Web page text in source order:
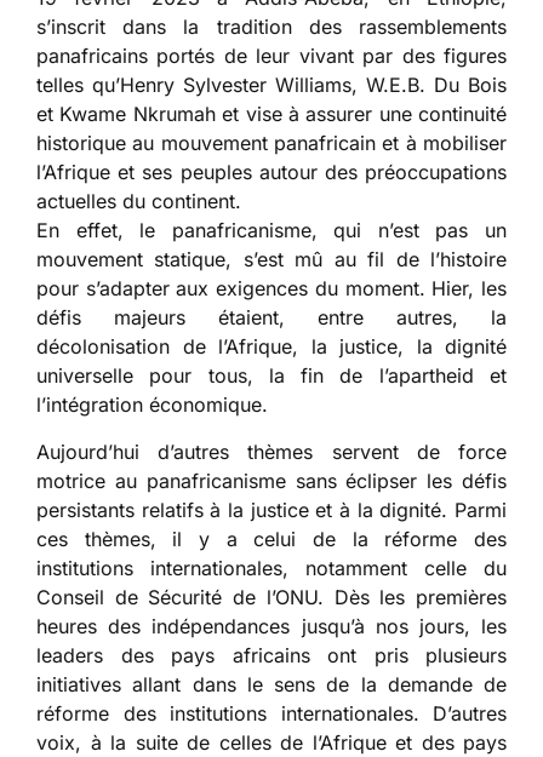
s’inscrit dans la tradition des rassemblements
panafricains portés de leur vivant par des figures
telles qu’Henry Sylvester Williams, W.E.B. Du Bois
et Kwame Nkrumah et vise à assurer une continuité
historique au mouvement panafricain et à mobiliser
l’Afrique et ses peuples autour des préoccupations
actuelles du continent.
En effet, le panafricanisme, qui n’est pas un
mouvement statique, s’est mû au fil de l’histoire
pour s’adapter aux exigences du moment. Hier, les
défis majeurs étaient, entre autres, la
décolonisation de l’Afrique, la justice, la dignité
universelle pour tous, la fin de l’apartheid et
l’intégration économique.
Aujourd’hui d’autres thèmes servent de force
motrice au panafricanisme sans éclipser les défis
persistants relatifs à la justice et à la dignité. Parmi
ces thèmes, il y a celui de la réforme des
institutions internationales, notamment celle du
Conseil de Sécurité de l’ONU. Dès les premières
heures des indépendances jusqu’à nos jours, les
leaders des pays africains ont pris plusieurs
initiatives allant dans le sens de la demande de
réforme des institutions internationales. D’autres
voix, à la suite de celles de l’Afrique et des pays